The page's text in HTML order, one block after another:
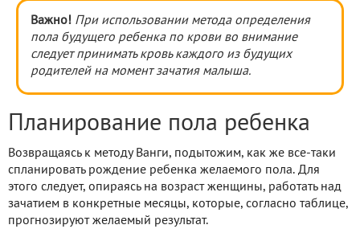
Важно! При использовании метода определения
пола будущего ребенка по крови во внимание
следует принимать кровь каждого из будущих
родителей на момент зачатия малыша.
Планирование пола ребенка
Возвращаясь к методу Ванги, подытожим, как же все-таки
спланировать рождение ребенка желаемого пола. Для
этого следует, опираясь на возраст женщины, работать над
зачатием в конкретные месяцы, которые, согласно таблице,
прогнозируют желаемый результат.